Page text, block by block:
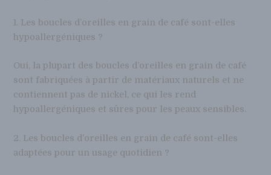
1. Les boucles d’oreilles en grain de café sont-elles
hypoallergéniques ?
Oui, la plupart des boucles d’oreilles en grain de café
sont fabriquées à partir de matériaux naturels et ne
contiennent pas de nickel, ce qui les rend
hypoallergéniques et sûres pour les peaux sensibles.
2. Les boucles d’oreilles en grain de café sont-elles
adaptées pour un usage quotidien ?